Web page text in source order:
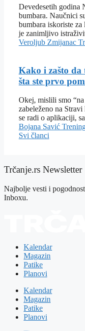
Devedesetih godina
bumbara. Naučnici
bumbara iskoriste
je zanimljivo
Veroljub Zmijanac
Kako i zašto da
šta ste prvo
Okej, mislili smo
zabeleženo na
se radi o aplikaciji,
Bojana Savić
Svi članci
Trčanje.rs Newsletter
Najbolje vesti i
Inboxu.
Kalendar
Magazin
Patike
Planovi
Kalendar
Magazin
Patike
Planovi